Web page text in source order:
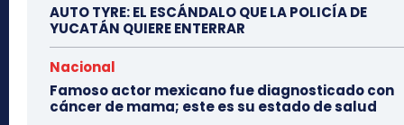
AUTO TYRE: EL ESCÁNDALO QUE LA POLICÍA DE
YUCATÁN QUIERE ENTERRAR
Nacional
Famoso actor mexicano fue diagnosticado con
cáncer de mama; este es su estado de salud